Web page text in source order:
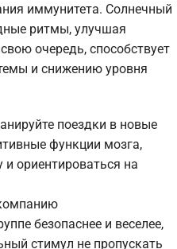
иммунитета. Солнечный
ритмы, улучшая
очередь, способствует
и снижению уровня
поездки в новые
функции мозга,
ориентироваться на
безопаснее и веселее,
стимул не пропускать